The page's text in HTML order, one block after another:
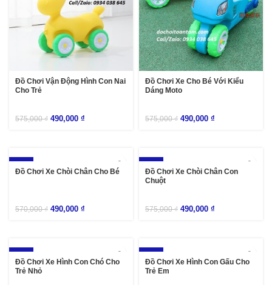
Đồ Chơi Vận Động Hình Con Nai
Cho Trẻ
575,000₫ 490,000 ₫
Đồ Chơi Xe Cho Bé Với Kiểu
Dáng Moto
575,000₫ 490,000 ₫
-14%
Đồ Chơi Xe Chòi Chân Cho Bé
570,000₫ 490,000 ₫
-15%
Đồ Chơi Xe Chòi Chân Con
Chuột
575,000₫ 490,000 ₫
-14%
Đồ Chơi Xe Hình Con Chó Cho
Trẻ Nhỏ
-15%
Đồ Chơi Xe Hình Con Gấu Cho
Trẻ Em